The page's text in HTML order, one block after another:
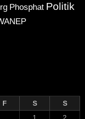
Phosphat Politik
F S
S